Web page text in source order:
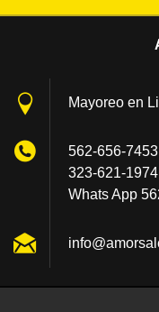
Mayoreo en
562-656-7453
323-621-1974
Whats App
info@amo